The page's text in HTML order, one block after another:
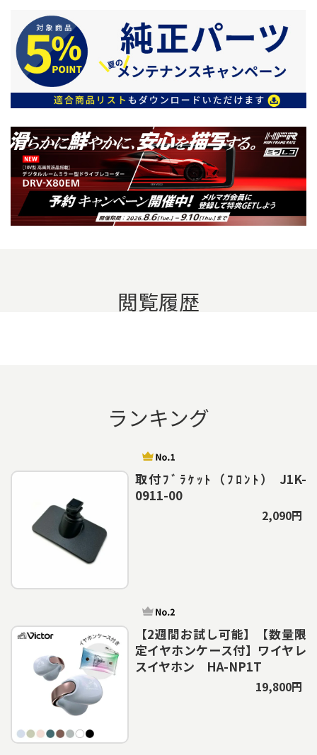
閲覧履歴
ランキング
取付ﾌﾞﾗｹｯﾄ（ﾌﾛﾝﾄ） J1K-
0911-00
2,090円
【2週間お試し可能】【数量限
定イヤホンケース付】ワイヤレ
スイヤホン HA-NP1T
19,800円